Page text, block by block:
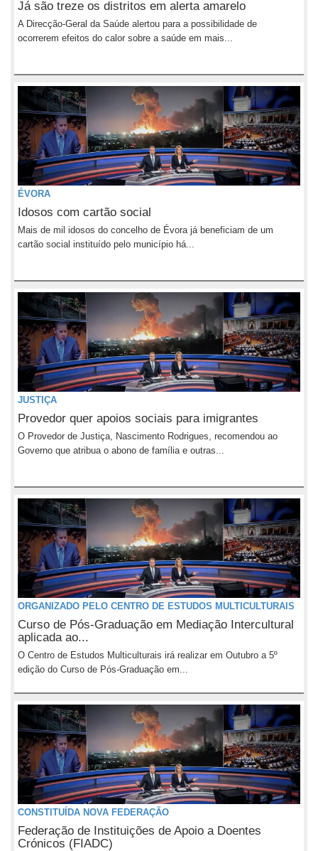
Já são treze os distritos em alerta amarelo
A Direcção-Geral da Saúde alertou para a possibilidade de
ocorrerem efeitos do calor sobre a saúde em mais...
ÉVORA
Idosos com cartão social
Mais de mil idosos do concelho de Évora já beneficiam de um
cartão social instituído pelo município há...
JUSTIÇA
Provedor quer apoios sociais para imigrantes
O Provedor de Justiça, Nascimento Rodrigues, recomendou ao
Governo que atribua o abono de família e outras...
ORGANIZADO PELO CENTRO DE ESTUDOS MULTICULTURAIS
Curso de Pós-Graduação em Mediação Intercultural
aplicada ao...
O Centro de Estudos Multiculturais irá realizar em Outubro a 5º
edição do Curso de Pós-Graduação em...
CONSTITUÍDA NOVA FEDERAÇÃO
Federação de Instituições de Apoio a Doentes
Crónicos (FIADC)